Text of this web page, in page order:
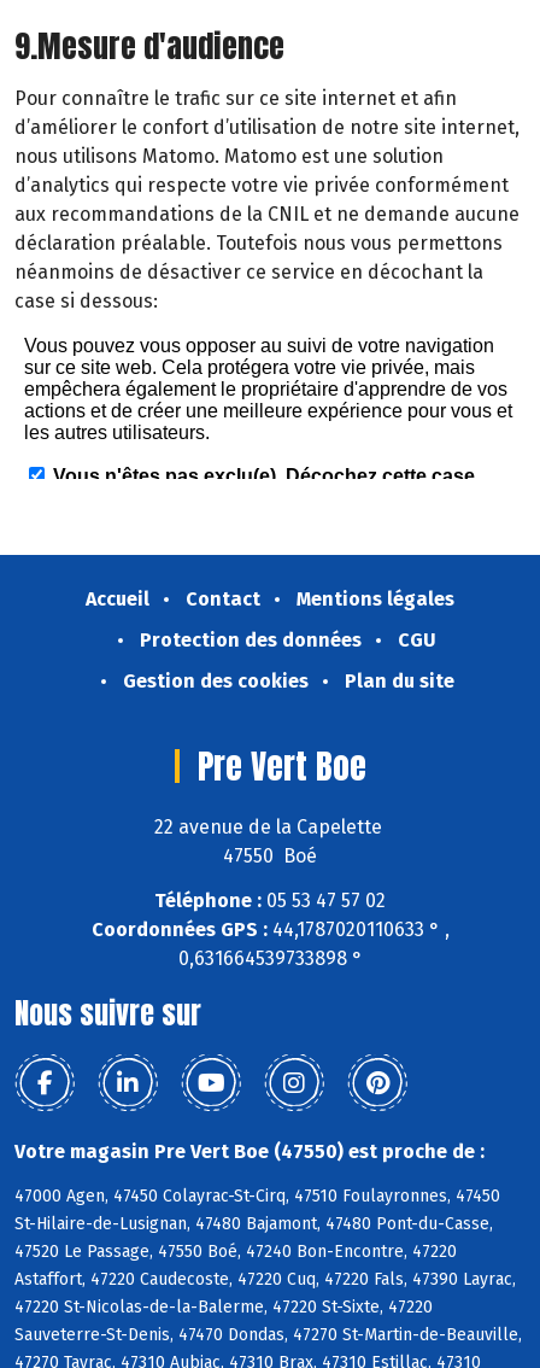
9.Mesure d'audience
Pour connaître le trafic sur ce site internet et afin
d’améliorer le confort d’utilisation de notre site internet,
nous utilisons Matomo. Matomo est une solution
d’analytics qui respecte votre vie privée conformément
aux recommandations de la CNIL et ne demande aucune
déclaration préalable. Toutefois nous vous permettons
néanmoins de désactiver ce service en décochant la
case si dessous:
Accueil Contact
Mentions légales
Protection des données
CGU
Gestion des cookies
Plan du site
Pre Vert Boe
22 avenue de la Capelette
47550 Boé
Téléphone : 05 53 47 57 02
Coordonnées GPS :44,1787020110633 ° ,
0,631664539733898 °
Nous suivre sur
Votre magasin Pre Vert Boe (47550) est proche de :
47000 Agen, 47450 Colayrac-St-Cirq, 47510 Foulayronnes, 47450
St-Hilaire-de-Lusignan, 47480 Bajamont, 47480 Pont-du-Casse,
47520 Le Passage, 47550 Boé, 47240 Bon-Encontre, 47220
Astaffort, 47220 Caudecoste, 47220 Cuq, 47220 Fals, 47390 Layrac,
47220 St-Nicolas-de-la-Balerme, 47220 St-Sixte, 47220
Sauveterre-St-Denis, 47470 Dondas, 47270 St-Martin-de-Beauville,
47270 Tayrac, 47310 Aubiac, 47310 Brax, 47310 Estillac, 47310